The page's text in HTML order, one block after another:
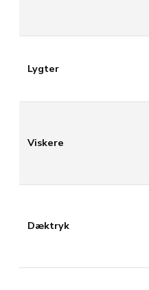
Lygter
Viskere
Dæktryk